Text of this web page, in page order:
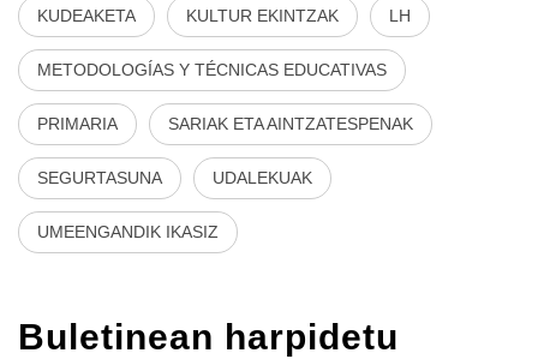
KUDEAKETA KULTUR EKINTZAK LH
METODOLOGÍAS Y TÉCNICAS EDUCATIVAS
PRIMARIA SARIAK ETA AINTZATESPENAK
SEGURTASUNA UDALEKUAK
UMEENGANDIK IKASIZ
Buletinean harpidetu